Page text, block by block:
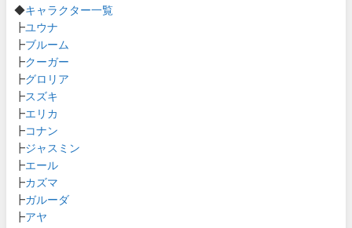
◆キャラクター一覧
┣ユウナ
┣ブルーム
┣クーガー
┣グロリア
┣スズキ
┣エリカ
┣コナン
┣ジャスミン
┣エール
┣カズマ
┣ガルーダ
┣アヤ